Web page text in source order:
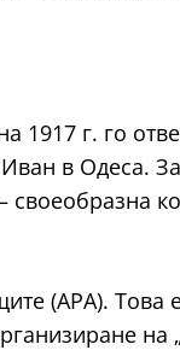
1917 г. го
в Одеса.
своеобразна
(APA). Това
на